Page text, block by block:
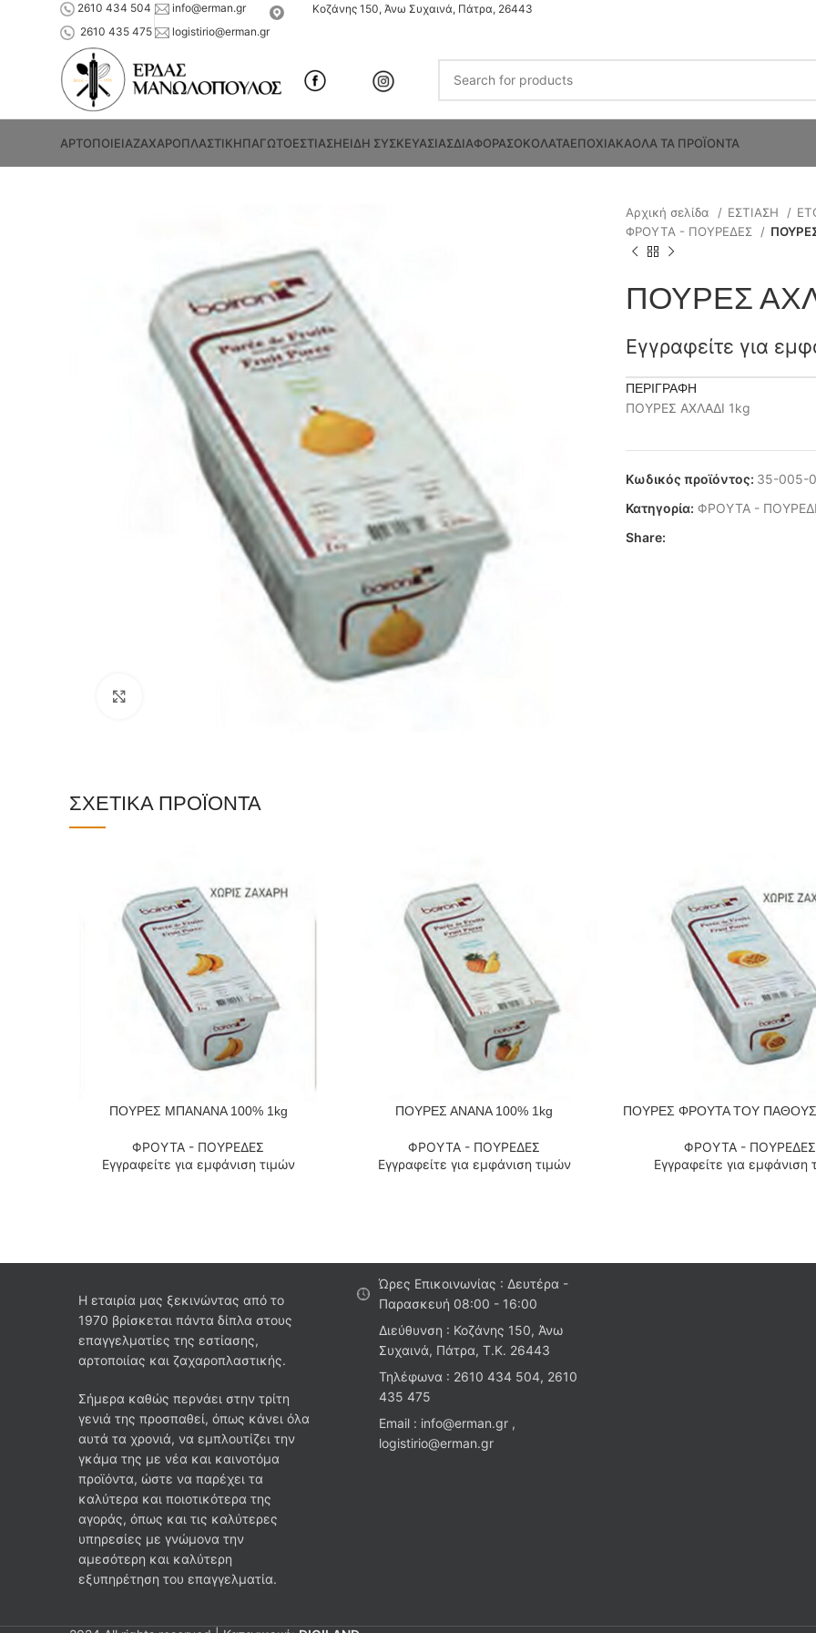
2610 434 504
2610 435 475
info@erman.gr
logistirio@erman.gr
Κοζάνης 150, Άνω Συχαινά, Πάτρα, 26443
ΑΡΤΟΠΟΙΕΙΑΖΑΧΑΡΟΠΛΑΣΤΙΚΗΠΑΓΩΤΟΕΣΤΙΑΣΗΕΙΔΗ ΣΥΣΚΕΥΑΣΙΑΣΔΙΑΦΟΡΑΣΟΚΟΛΑΤΑΕΠΟΧΙΑΚΑΟΛΑ ΤΑ ΠΡΟΪΟΝΤΑ
Αρχική σελίδα ΕΣΤΙΑΣΗ
ΦΡΟΥΤΑ - ΠΟΥΡΕΔΕΣ
ΠΟΥΡΕΣ
Εγγραφείτε για
ΠΕΡΙΓΡΑΦΉ
ΠΟΥΡΕΣ ΑΧΛΑΔΙ 1kg
Κωδικός προϊόντος: 35-005-
Κατηγορία: ΦΡΟΥΤΑ -
Share:
ΣΧΕΤΙΚΆ ΠΡΟΪΌΝΤΑ
ΔΙΑΒΆΣΤΕ ΠΕΡΙΣΣΌΤΕΡΑ
ΠΟΥΡΕΣ ΜΠΑΝΑΝΑ 100% 1kg
ΦΡΟΥΤΑ - ΠΟΥΡΕΔΕΣ
Εγγραφείτε για εμφάνιση τιμών
ΔΙΑΒΆΣΤΕ ΠΕΡΙΣΣΌΤΕΡΑ
ΠΟΥΡΕΣ ΑΝΑΝΑ 100% 1kg
ΦΡΟΥΤΑ - ΠΟΥΡΕΔΕΣ
Εγγραφείτε για εμφάνιση τιμών
ΔΙΑΒΆΣΤΕ ΠΕΡΙΣΣΌΤΕΡΑ
ΠΟΥΡΕΣ ΦΡΟΥΤΑ ΤΟΥ ΠΑΘΟΥΣ
ΦΡΟΥΤΑ - ΠΟΥΡΕΔΕΣ
Εγγραφείτε για εμφάνιση
Η εταιρία μας ξεκινώντας από το
1970 βρίσκεται πάντα δίπλα στους
επαγγελματίες της εστίασης,
αρτοποιίας και ζαχαροπλαστικής.
Σήμερα καθώς περνάει στην τρίτη
γενιά της προσπαθεί, όπως κάνει όλα
αυτά τα χρονιά, να εμπλουτίζει την
γκάμα της με νέα και καινοτόμα
προϊόντα, ώστε να παρέχει τα
καλύτερα και ποιοτικότερα της
αγοράς, όπως και τις καλύτερες
υπηρεσίες με γνώμονα την
αμεσότερη και καλύτερη
εξυπηρέτηση του επαγγελματία.
Ώρες Επικοινωνίας : Δευτέρα -
Παρασκευή 08:00 - 16:00
Διεύθυνση : Κοζάνης 150, Άνω
Συχαινά, Πάτρα, Τ.Κ. 26443
Τηλέφωνα : 2610 434 504, 2610
435 475
Email : info@erman.gr ,
logistirio@erman.gr